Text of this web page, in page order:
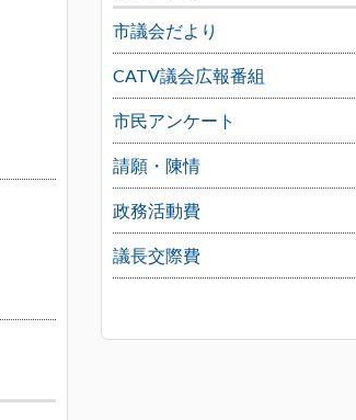
市議会だより
CATV議会広報番組
市民アンケート
請願・陳情
政務活動費
議長交際費